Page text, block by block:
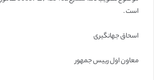
است .
اسحاق جهانگیری
معاون اول رییس جمهور